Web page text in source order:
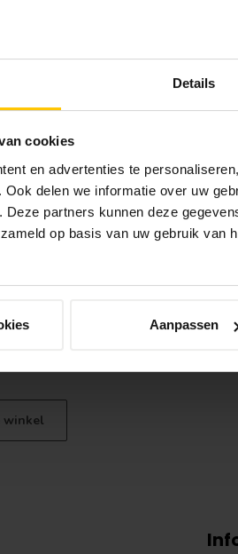
Details
cookies
en advertenties te
delen we informatie over uw
Deze partners kunnen deze
op basis van uw gebruik van
Aanpassen
Bezorging
Gratis levering vanaf €1750,-
zelf je aflevermoment.
Bel of mail ons! Wij staan
De openingstijden van onze
9:30 tot 11:30 uur en 14:00 tot
winkel